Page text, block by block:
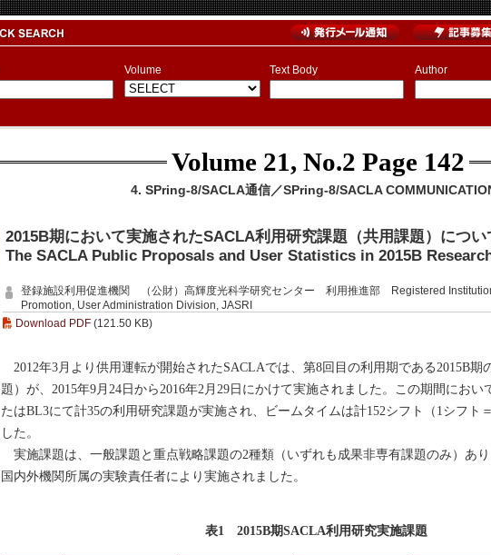
Volume Text Body Author
Volume 21, No.2 Page 142
4. SPring-8/SACLA通信／SPring-8/SACLA
2015B期において実施されたSACLA利用研究課題（共用課題）につい
The SACLA Public Proposals and User Statistics in 2015B
登録施設利用促進機関 （公財）高輝度光科学研究センター 利用推進部 Registered
Promotion, User Administration Division, JASRI
Download PDF (121.50 KB)
2012年3月より供用運転が開始されたSACLAでは、第8回目の利用期である2015B期
題）が、2015年9月24日から2016年2月29日にかけて実施されました。この期間におい
たはBL3にて計35の利用研究課題が実施され、ビームタイムは計152シフト（1シフト
した。
実施課題は、一般課題と重点戦略課題の2種類（いずれも成果非専有課題のみ）あ
国内外機関所属の実験責任者により実施されました。
表1 2015B期SACLA利用研究実施課題